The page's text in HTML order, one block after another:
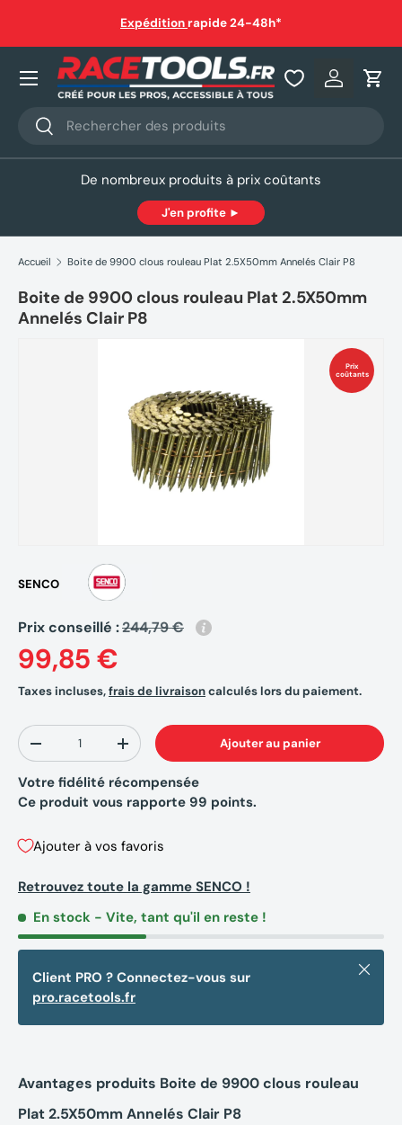
Aller au contenu
Expédition rapide 24-48h*
Recherche
Rechercher
Se
Nos produits
De nombreux produits à prix coûtants
J'en profite ►
Accueil Boite de 9900 clous rouleau Plat 2.5X50mm Annelés Clair P8
Boite de 9900 clous rouleau Plat 2.5X50mm
Annelés Clair P8
Prix
coûtants
SENCO
Prix conseillé :244,79 €
99,85 €
Taxes incluses,frais de livraisoncalculés lors du paiement.
Qté
-
+ Ajouter au panier
Votre fidélité récompensée
Ce produit vous rapporte 99 points.
Ajouter à vos favoris
Retrouvez toute la gamme SENCO !
En stock - Vite, tant qu'il en reste !
Client PRO ? Connectez-vous sur
pro.racetools.fr
Fermer
Avantages produits Boite de 9900 clous rouleau
Plat 2.5X50mm Annelés Clair P8